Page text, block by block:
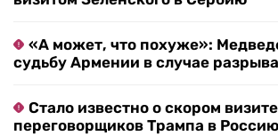
«А может, что похуже»:
судьбу Армении в случае
Стало известно о скором визите
переговорщиков Трампа в Россию